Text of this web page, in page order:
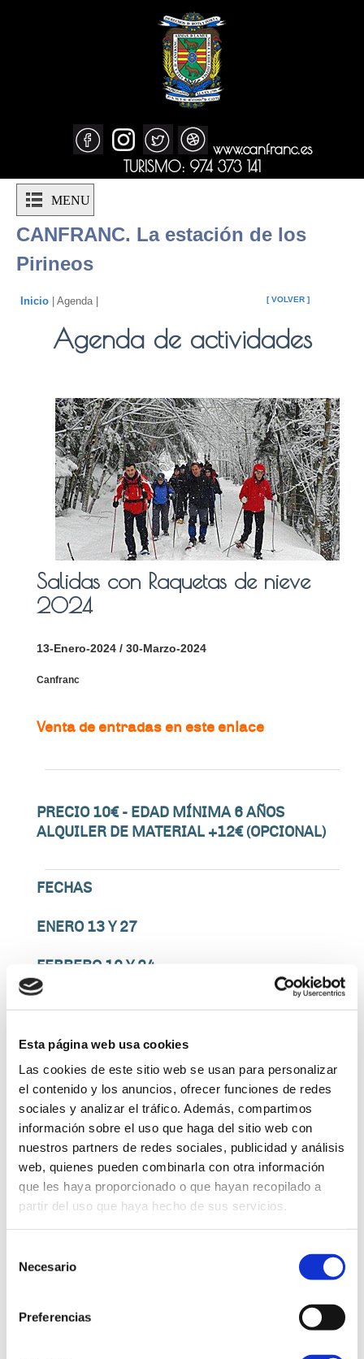
Esta página web usa cookies
Las cookies de este sitio web se usan para personalizar
el contenido y los anuncios, ofrecer funciones de redes
sociales y analizar el tráfico. Además, compartimos
información sobre el uso que haga del sitio web con
nuestros partners de redes sociales, publicidad y análisis
web, quienes pueden combinarla con otra información
que les haya proporcionado o que hayan recopilado a
partir del uso que haya hecho de sus servicios.
Necesario
Preferencias
www.canfranc.es
TURISMO: 974 373 141
MENU
CANFRANC. La estación de los
Pirineos
[ VOLVER ]
Inicio | Agenda |
Agenda de actividades
Salidas con Raquetas de nieve
2024
13-Enero-2024 / 30-Marzo-2024
Canfranc
Venta de entradas en este enlace
PRECIO 10€ - EDAD MÍNIMA 6 AÑOS
ALQUILER DE MATERIAL +12€ (OPCIONAL)
FECHAS
ENERO 13 Y 27
FEBRERO 10 Y 24
RESERVAS:
https://www.canfranc.es/
974 37 31 41
MÁS INFORMACIÓN:
https://www.pirineanordic.com/
642 68 52 88